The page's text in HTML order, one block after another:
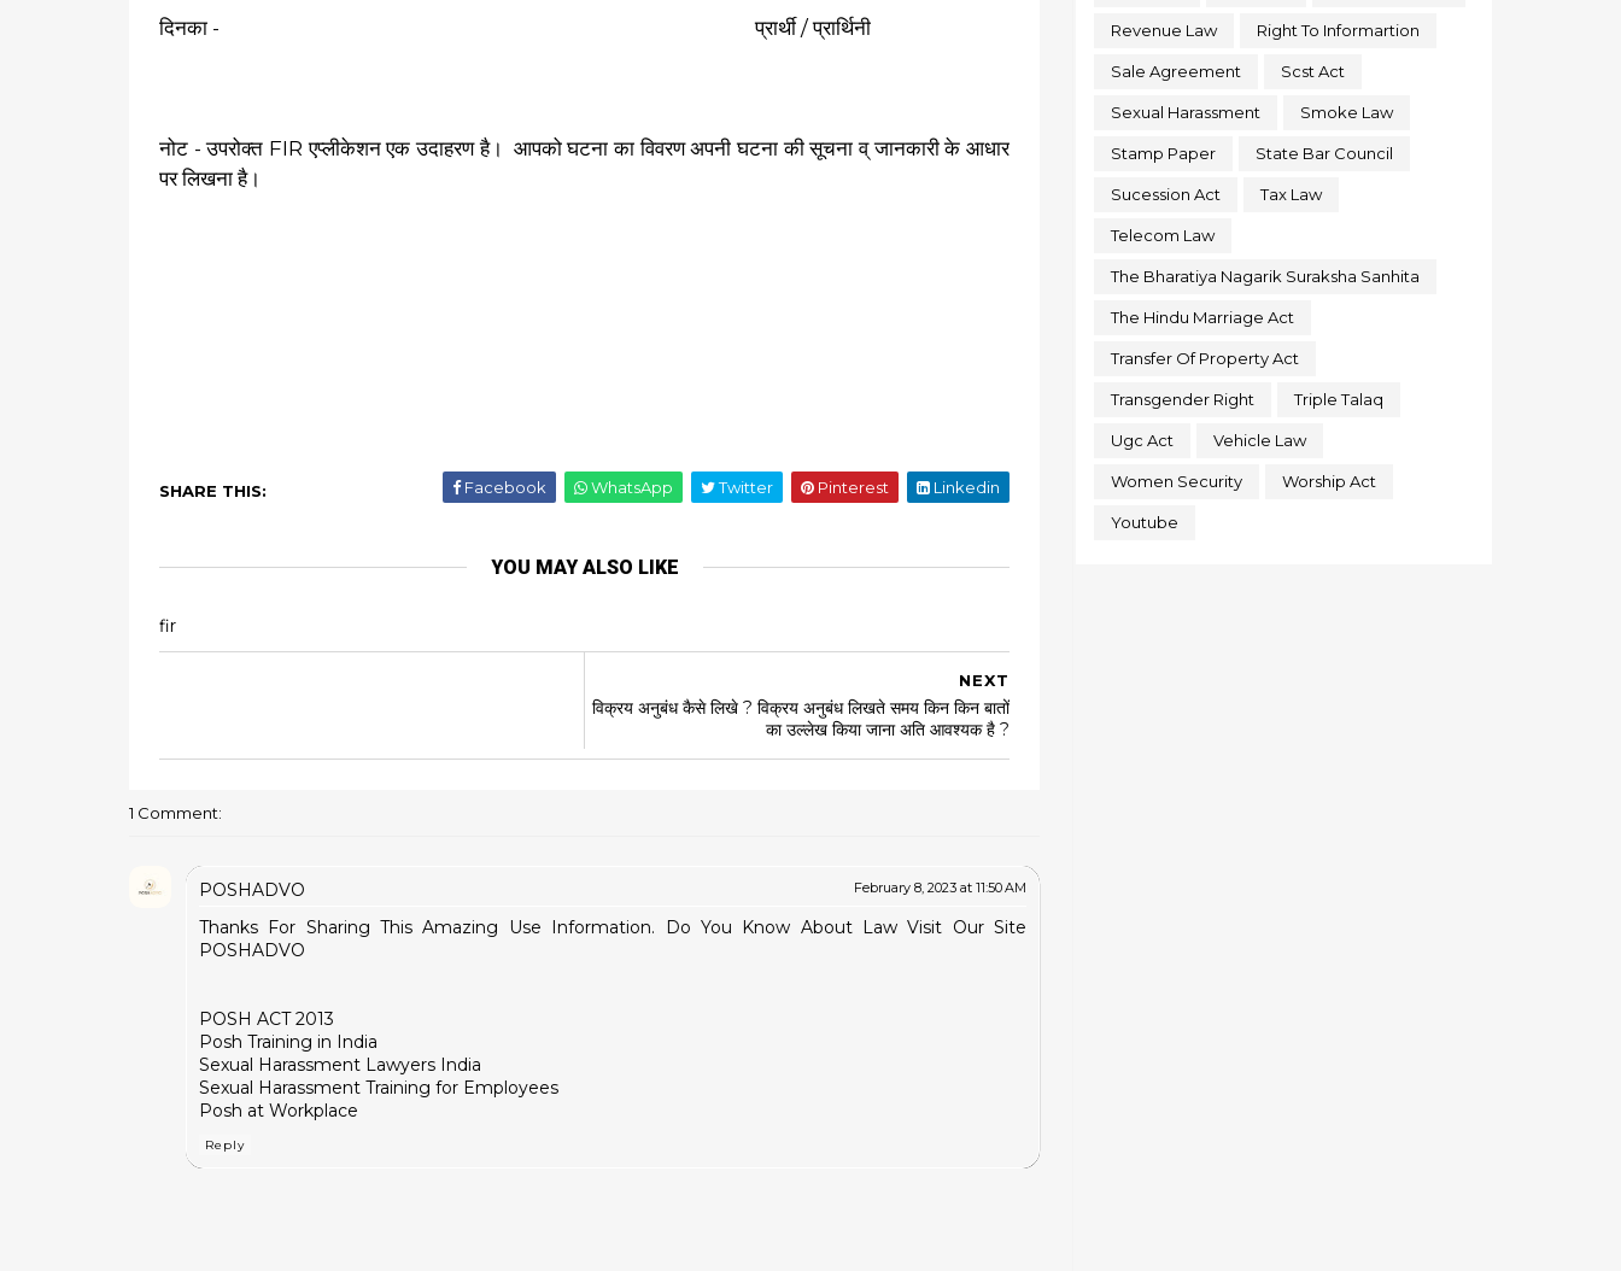
दिनका - प्रार्थी / प्रार्थिनी
नोट - उपरोक्त FIR एप्लीकेशन एक उदाहरण है। आपको घटना का विवरण अपनी घटना की सूचना व् जानकारी के आधार
पर लिखना है।
SHARE THIS: Facebook WhatsApp Twitter Pinterest Linkedin
YOU MAY ALSO LIKE
fir
NEXT
विक्रय अनुबंध कैसे लिखे ? विक्रय अनुबंध लिखते समय किन किन बातों
का उल्लेख किया जाना अति आवश्यक है ?
1 Comment:
POSHADVO February 8, 2023 at 11:50 AM
Thanks For Sharing This Amazing Use Information. Do You Know About Law Visit Our Site
POSHADVO
POSH ACT 2013
Posh Training in India
Sexual Harassment Lawyers India
Sexual Harassment Training for Employees
Posh at Workplace
Reply
Revenue Law Right To Informartion
Sale Agreement Scst Act
Sexual Harassment Smoke Law
Stamp Paper State Bar Council
Sucession Act Tax Law
Telecom Law
The Bharatiya Nagarik Suraksha Sanhita
The Hindu Marriage Act
Transfer Of Property Act
Transgender Right Triple Talaq
Ugc Act Vehicle Law
Women Security Worship Act
Youtube